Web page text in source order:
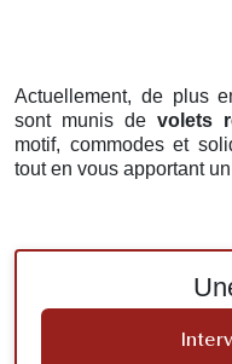
Actuellement, de plus
sont munis de volets
motif, commodes et
tout en vous apportant